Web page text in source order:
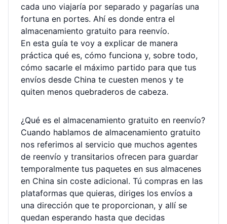
cada uno viajaría por separado y pagarías una
fortuna en portes. Ahí es donde entra el
almacenamiento gratuito para reenvío.
En esta guía te voy a explicar de manera
práctica qué es, cómo funciona y, sobre todo,
cómo sacarle el máximo partido para que tus
envíos desde China te cuesten menos y te
quiten menos quebraderos de cabeza.
¿Qué es el almacenamiento gratuito en reenvío?
Cuando hablamos de almacenamiento gratuito
nos referimos al servicio que muchos agentes
de reenvío y transitarios ofrecen para guardar
temporalmente tus paquetes en sus almacenes
en China sin coste adicional. Tú compras en las
plataformas que quieras, diriges los envíos a
una dirección que te proporcionan, y allí se
quedan esperando hasta que decidas